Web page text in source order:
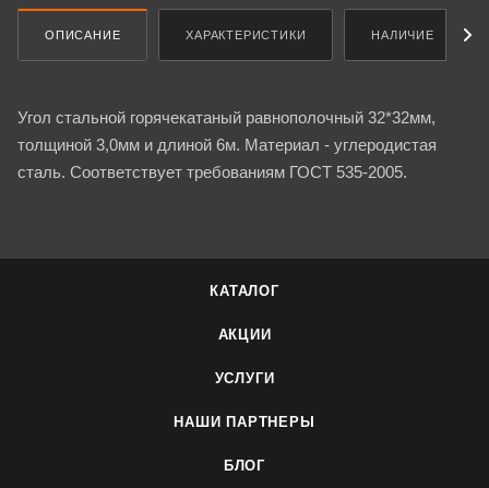
ОПИСАНИЕ ХАРАКТЕРИСТИКИ НАЛИЧИЕ
Угол стальной горячекатаный равнополочный 32*32мм,
толщиной 3,0мм и длиной 6м. Материал - углеродистая
сталь. Соответствует требованиям ГОСТ 535-2005.
КАТАЛОГ
АКЦИИ
УСЛУГИ
НАШИ ПАРТНЕРЫ
БЛОГ